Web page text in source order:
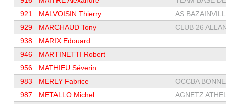
921
MALVOISIN Thierry
AS
929
MARCHAUD Tony
CLUB 26
938
MARIX Edouard
946
MARTINETTI Robert
956
MATHIEU Séverin
983
MERLY Fabrice
OCCBA
987
METALLO Michel
AGNETZ